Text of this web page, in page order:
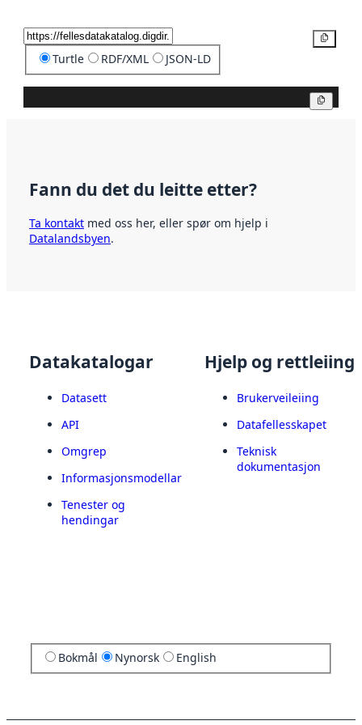
Turtle RDF/XML JSON-LD
Fann du det du leitte etter?
Ta kontakt med oss her, eller spør om hjelp i
Datalandsbyen.
Datakatalogar
Datasett
API
Omgrep
Informasjonsmodellar
Tenester og
hendingar
Hjelp og rettleiing
Brukerveileiing
Datafellesskapet
Teknisk
dokumentasjon
Bokmål Nynorsk English